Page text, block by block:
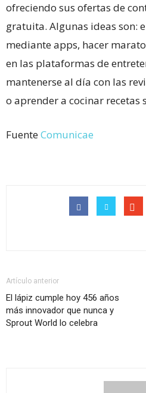
ofreciendo sus ofertas de
gratuita. Algunas ideas son:
mediante apps, hacer
en las plataformas de
mantenerse al día con las
o aprender a cocinar recetas
FuenteComunicae
Artículo anterior
El lápiz cumple hoy 456 años
más innovador que nunca y
Sprout World lo celebra